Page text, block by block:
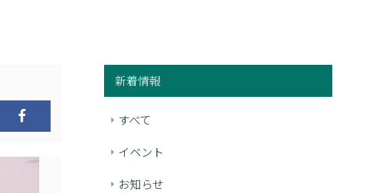
新着情報
すべて
イベント
お知らせ